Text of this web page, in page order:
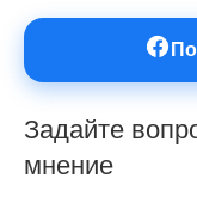
Задайте
мнение